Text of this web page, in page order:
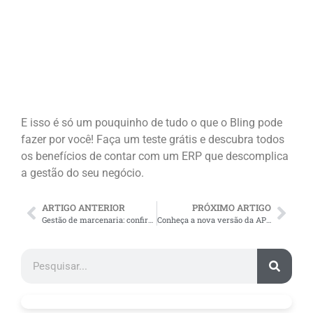
E isso é só um pouquinho de tudo o que o Bling pode
fazer por você! Faça um teste grátis e descubra todos
os benefícios de contar com um ERP que descomplica
a gestão do seu negócio.
ARTIGO ANTERIOR PRÓXIMO ARTIGO
Conheça a nova versão da API do Bling